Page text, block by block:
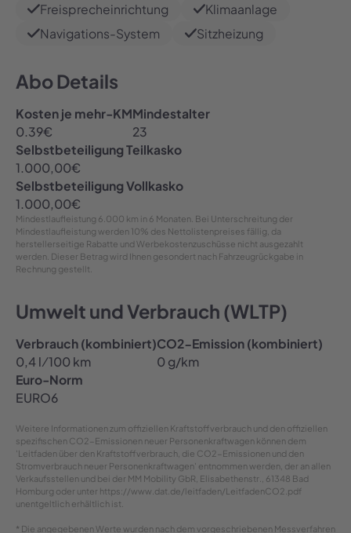
Freisprecheinrichtung
Klimaanlage
Navigations-System
Sitzheizung
Abo Details
Kosten je mehr-KM
0.39€
Mindestalter
23
Selbstbeteiligung Teilkasko
1.000,00€
Selbstbeteiligung Vollkasko
1.000,00€
Mindestlaufleistung 6.000 km in 6 Monaten . Bei Unterschreitung der
Mindestlaufleistung werden 10% des Nettolistenpreises fällig, da
herstellerseitige Rabatte und Werbekostenzuschüsse nicht ausgezahlt
werden. Dieser Betrag wird Ihnen gesondert nach Fahrzeugrückgabe in
Rechnung gestellt.
Umwelt und Verbrauch (WLTP)
Verbrauch (kombiniert)
0,4 l ⁄ 100 km
CO2-Emission (kombiniert)
0 g/km
Euro-Norm
EURO6
Weitere Informationen zum offiziellen Kraftstoffverbrauch und den offiziellen
spezifischen CO2-Emissionen neuer Personenkraftwagen können dem
'Leitfaden über den Kraftstoffverbrauch, die CO2-Emissionen und den
Stromverbrauch neuer Personenkraftwagen' entnommen werden, der an allen
Verkaufsstellen und bei der MM Mobility GbR, Elisabethenstr., 61348 Bad
Homburg oder unter https://www.dat.de/leitfaden/LeitfadenCO2.pdf
unentgeltlich erhältlich ist.
* Die angegebenen Werte wurden nach dem vorgeschriebenen Messverfahren